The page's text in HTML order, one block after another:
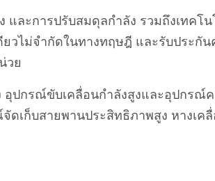
และการปรับสมดุลกำลัง รวมถึงเทคโ
ยวไม่จำกัดในทางทฤษฎี และรับประ
วย
ปกรณ์ขับเคลื่อนกำลังสูงและอุปกรณ์
เก็บสายพานประสิทธิภาพสูง หางเคลื่